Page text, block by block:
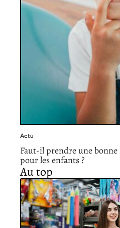
Actu
Faut-il prendre une
pour les enfants ?
Au top